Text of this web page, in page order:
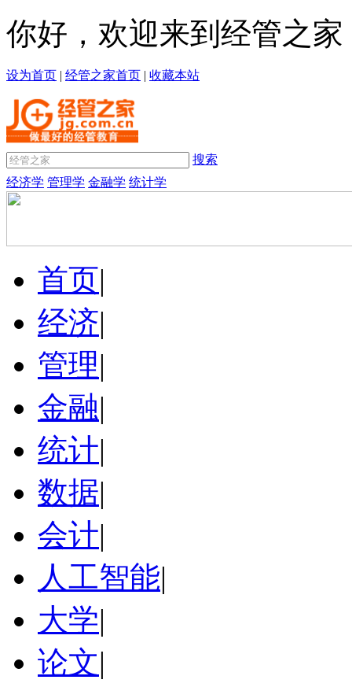
你好，欢迎来到经管之家
设为首页 | 经管之家首页 | 收藏本站
搜索
经济学 管理学 金融学 统计学
首页|
经济|
管理|
金融|
统计|
数据|
会计|
人工智能|
大学|
论文|